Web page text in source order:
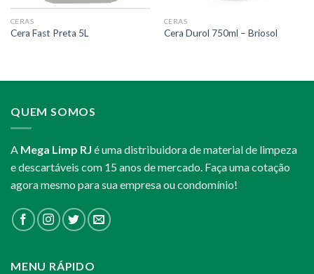
CERAS
Cera Fast Preta 5L
CERAS
Cera Durol 750ml – Briosol
QUEM SOMOS
A Mega Limp RJ é uma distribuidora de material de limpeza
e descartáveis com 15 anos de mercado. Faça uma cotação
agora mesmo para sua empresa ou condomínio!
MENU RÁPIDO